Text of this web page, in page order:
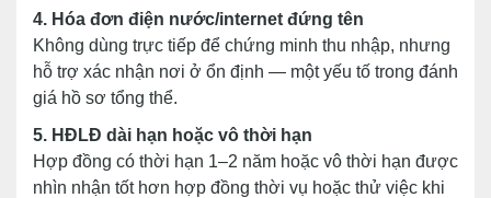
4. Hóa đơn điện nước/internet đứng tên
Không dùng trực tiếp để chứng minh thu nhập, nhưng
hỗ trợ xác nhận nơi ở ổn định — một yếu tố trong đánh
giá hồ sơ tổng thể.
5. HĐLĐ dài hạn hoặc vô thời hạn
Hợp đồng có thời hạn 1–2 năm hoặc vô thời hạn được
nhìn nhận tốt hơn hợp đồng thời vụ hoặc thử việc khi